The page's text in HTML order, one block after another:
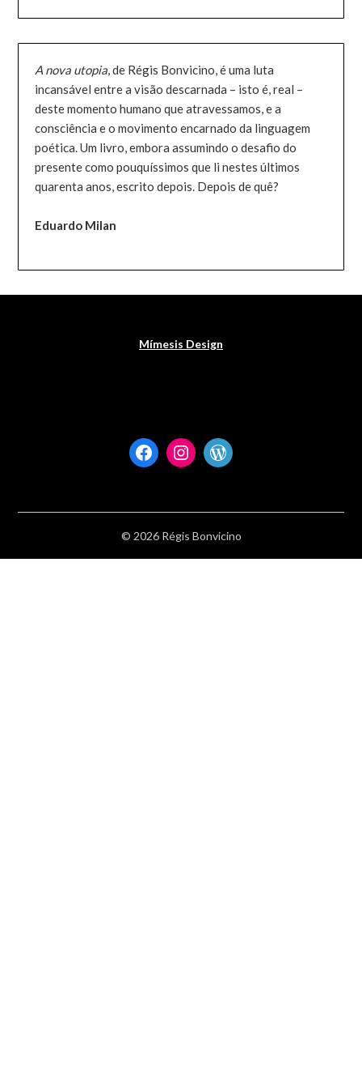
A nova utopia, de Régis Bonvicino, é uma luta
incansável entre a visão descarnada – isto é, real –
deste momento humano que atravessamos, e a
consciência e o movimento encarnado da linguagem
poética. Um livro, embora assumindo o desafio do
presente como pouquíssimos que li nestes últimos
quarenta anos, escrito depois. Depois de quê?
Eduardo Milan
Mímesis Design
Facebook
InstagramWordPress
© 2026 Régis Bonvicino